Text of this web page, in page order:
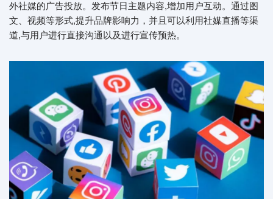
外社媒的广告投放。发布节日主题内容,增加用户互动。通过图
文、视频等形式,提升品牌影响力，并且可以利用社媒直播等渠
道,与用户进行直接沟通以及进行宣传预热。